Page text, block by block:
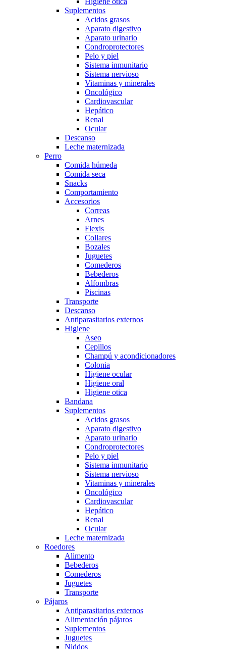
Suplementos
Acidos grasos
Aparato digestivo
Aparato urinario
Condroprotectores
Pelo y piel
Sistema inmunitario
Sistema nervioso
Vitaminas y minerales
Oncológico
Cardiovascular
Hepático
Renal
Ocular
Descanso
Leche maternizada
Perro
Comida húmeda
Comida seca
Snacks
Comportamiento
Accesorios
Correas
Arnes
Flexis
Collares
Bozales
Juguetes
Comederos
Bebederos
Alfombras
Piscinas
Transporte
Descanso
Antiparasitarios externos
Higiene
Aseo
Cepillos
Champú y acondicionadores
Colonia
Higiene ocular
Higiene oral
Higiene otica
Bandana
Suplementos
Acidos grasos
Aparato digestivo
Aparato urinario
Condroprotectores
Pelo y piel
Sistema inmunitario
Sistema nervioso
Vitaminas y minerales
Oncológico
Cardiovascular
Hepático
Renal
Ocular
Leche maternizada
Roedores
Alimento
Bebederos
Comederos
Juguetes
Transporte
Pájaros
Antiparasitarios externos
Alimentación pájaros
Suplementos
Juguetes
Niddos